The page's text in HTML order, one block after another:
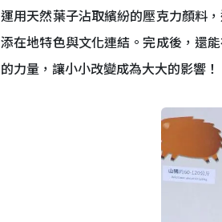
運用天然葉子沾取繽紛的壓克力顏料
添在地特色與文化連結。完成後，還
的力量，讓小小改變成為大大的影響！